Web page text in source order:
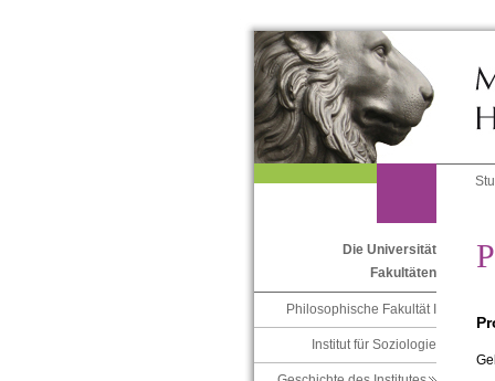
Die Universität
Fakultäten
Philosophische Fakultät I
Institut für Soziologie